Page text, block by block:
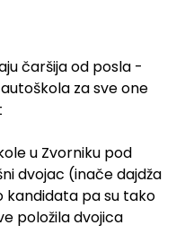
u Zvorniku pod
dvojac (inače dajdža
kandidata pa su tako
položila dvojica